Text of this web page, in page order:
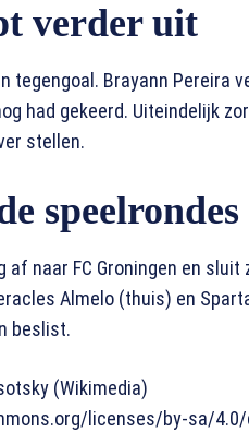
verder uit
tegengoal. Brayann Pereira
had gekeerd. Uiteindelijk
stellen.
af naar FC Groningen en
Almelo (thuis) en
beslist.
(Wikimedia)
licenses/by-sa/4.0/